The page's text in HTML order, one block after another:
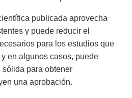
publicada aprovecha
y puede reducir el
para los estudios que
en algunos casos, puede
para obtener
una aprobación.